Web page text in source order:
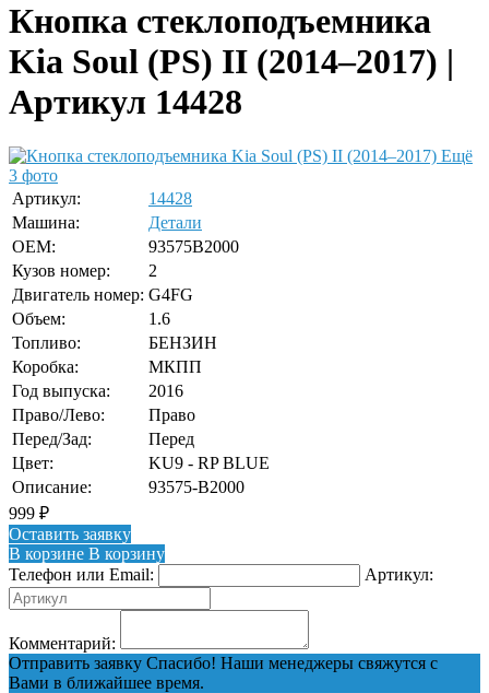
Кнопка стеклоподъемника
Kia Soul (PS) II (2014–2017) |
Артикул 14428
Ещё
3 фото
Артикул:
14428
Машина:
Детали
OEM:
93575B2000
Кузов номер:
2
Двигатель номер: G4FG
Объем:
1.6
Топливо:
БЕНЗИН
Коробка:
МКПП
Год выпуска:
2016
Право/Лево:
Право
Перед/Зад:
Перед
Цвет:
KU9 - RP BLUE
Описание:
93575-B2000
999 ₽
Оставить заявку
В корзине В корзину
Телефон или Email:
Артикул:
Комментарий:
Отправить заявку Спасибо! Наши менеджеры свяжутся с
Вами в ближайшее время.